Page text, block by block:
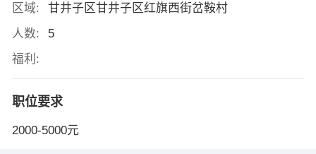
区域:
甘井子区甘井子区红旗西街岔鞍村
人数:
5
福利:
职位要求
2000-5000元